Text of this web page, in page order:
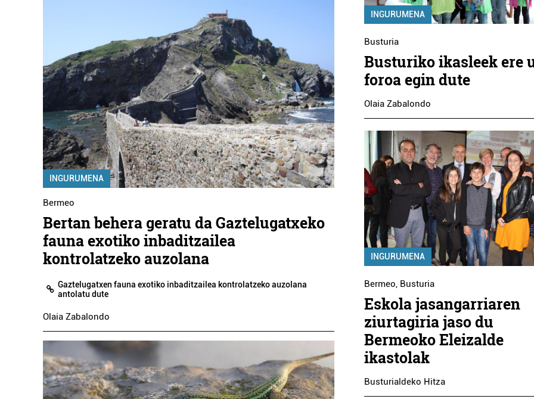
INGURUMENA
Bermeo
Bertan behera geratu da Gaztelugatxeko
fauna exotiko inbaditzailea
kontrolatzeko auzolana
Gaztelugatxen fauna exotiko inbaditzailea kontrolatzeko auzolana
antolatu dute
Olaia Zabalondo
INGURUMENA
Busturia
Busturiko ikasleek ere
foroa egin dute
Olaia Zabalondo
INGURUMENA
Bermeo, Busturia
Eskola jasangarriaren
ziurtagiria jaso du
Bermeoko Eleizalde
ikastolak
Busturialdeko Hitza